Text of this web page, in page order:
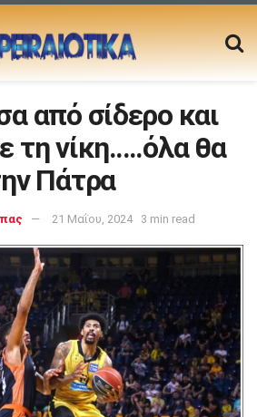
από σίδερο και
τη νίκη…..όλα θα
Πάτρα
21 Μαΐου, 2024 3 min read